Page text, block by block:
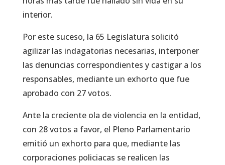
interior.
Por este suceso, la 65 Legislatura solicitó
agilizar las indagatorias necesarias, interponer
las denuncias correspondientes y castigar a los
responsables, mediante un exhorto que fue
aprobado con 27 votos.
Ante la creciente ola de violencia en la entidad,
con 28 votos a favor, el Pleno Parlamentario
emitió un exhorto para que, mediante las
corporaciones policiacas se realicen las